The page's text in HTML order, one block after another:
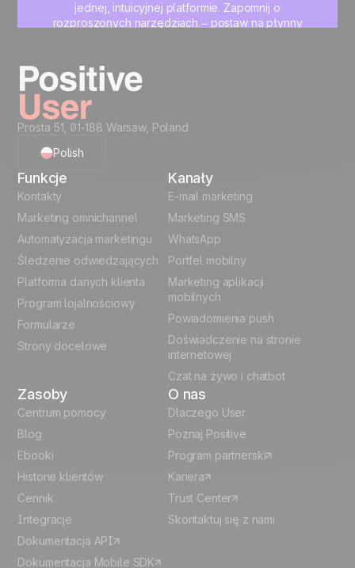
jednej, intuicyjnej platformie. Zapomnij o
rozproszonych narzędziach – postaw na płynny
Prosta 51, 01-188 Warsaw, Poland
Polish
English
French
German
Italian
Español
Funkcje
Kontakty
Marketing omnichannel
Automatyzacja marketingu
Śledzenie odwiedzających
Platforma danych klienta
Program lojalnościowy
Formularze
Strony docelowe
Kanały
E-mail marketing
Marketing SMS
WhatsApp
Portfel mobilny
Marketing aplikacji
mobilnych
Powiadomienia push
Doświadczenie na stronie
internetowej
Czat na żywo i chatbot
Zasoby
Centrum pomocy
Blog
Ebooki
Historie klientów
Cennik
Integracje
Dokumentacja API
Dokumentacja Mobile SDK
O nas
Dlaczego User
Poznaj Positive
Program partnerski
Kariera
Trust Center
Skontaktuj się z nami